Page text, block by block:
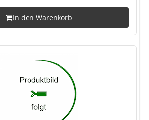
In den Warenkorb